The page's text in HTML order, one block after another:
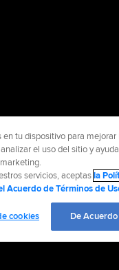
tu dispositivo para mejorar
el uso del sitio y
servicios, aceptasla
Acuerdo de Términos de
cookies De Acuerdo